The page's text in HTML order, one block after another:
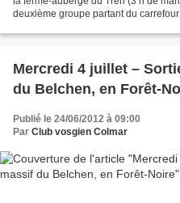
deuxième groupe partant du
Mercredi 4 juillet –
du Belchen, en Forêt-
Publié le 24/06/2012 à 09:00
Par Club vosgien Colmar